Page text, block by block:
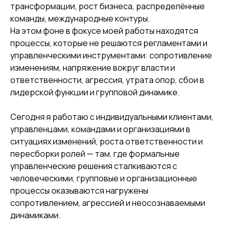
трансформации, рост бизнеса, распределённые
команды, международные контуры.
На этом фоне в фокусе моей работы находятся
процессы, которые не решаются регламентами и
управленческими инструментами: сопротивление
изменениям, напряжение вокруг власти и
ответственности, агрессия, утрата опор, сбои в
лидерской функции и групповой динамике.
Сегодня я работаю с индивидуальными клиентами,
управленцами, командами и организациями в
ситуациях изменений, роста ответственности и
пересборки ролей — там, где формальные
управленческие решения сталкиваются с
человеческими, групповые и организационные
процессы оказываются нагружены
сопротивлением, агрессией и неосознаваемыми
динамиками.